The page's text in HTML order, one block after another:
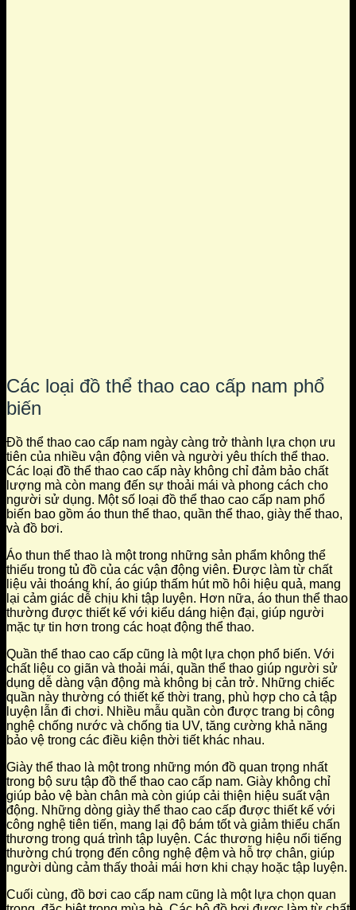
Các loại đồ thể thao cao cấp nam phổ
biến
Đồ thể thao cao cấp nam ngày càng trở thành lựa chọn ưu
tiên của nhiều vận động viên và người yêu thích thể thao.
Các loại đồ thể thao cao cấp này không chỉ đảm bảo chất
lượng mà còn mang đến sự thoải mái và phong cách cho
người sử dụng. Một số loại đồ thể thao cao cấp nam phổ
biến bao gồm áo thun thể thao, quần thể thao, giày thể thao,
và đồ bơi.
Áo thun thể thao là một trong những sản phẩm không thể
thiếu trong tủ đồ của các vận động viên. Được làm từ chất
liệu vải thoáng khí, áo giúp thấm hút mồ hôi hiệu quả, mang
lại cảm giác dễ chịu khi tập luyện. Hơn nữa, áo thun thể thao
thường được thiết kế với kiểu dáng hiện đại, giúp người
mặc tự tin hơn trong các hoạt động thể thao.
Quần thể thao cao cấp cũng là một lựa chọn phổ biến. Với
chất liệu co giãn và thoải mái, quần thể thao giúp người sử
dụng dễ dàng vận động mà không bị cản trở. Những chiếc
quần này thường có thiết kế thời trang, phù hợp cho cả tập
luyện lẫn đi chơi. Nhiều mẫu quần còn được trang bị công
nghệ chống nước và chống tia UV, tăng cường khả năng
bảo vệ trong các điều kiện thời tiết khác nhau.
Giày thể thao là một trong những món đồ quan trọng nhất
trong bộ sưu tập đồ thể thao cao cấp nam. Giày không chỉ
giúp bảo vệ bàn chân mà còn giúp cải thiện hiệu suất vận
động. Những dòng giày thể thao cao cấp được thiết kế với
công nghệ tiên tiến, mang lại độ bám tốt và giảm thiểu chấn
thương trong quá trình tập luyện. Các thương hiệu nổi tiếng
thường chú trọng đến công nghệ đệm và hỗ trợ chân, giúp
người dùng cảm thấy thoải mái hơn khi chạy hoặc tập luyện.
Cuối cùng, đồ bơi cao cấp nam cũng là một lựa chọn quan